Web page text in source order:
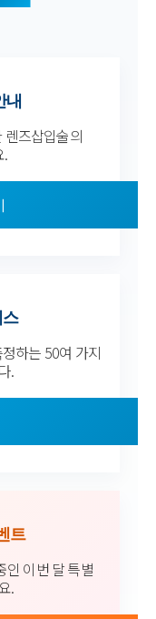
내
렌즈삽입술의
.
하는 50여 가지
.
트
인 이번 달 특별
.